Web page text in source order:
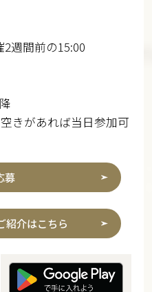
週間前の15:00
きがあれば当日参加可
募
紹介はこちら